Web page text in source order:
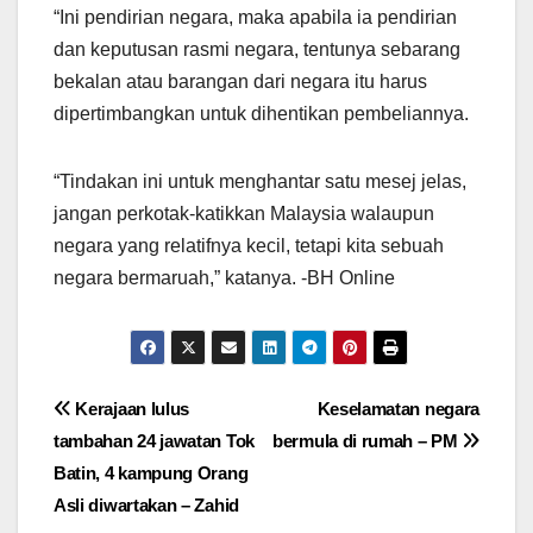
“Ini pendirian negara, maka apabila ia pendirian
dan keputusan rasmi negara, tentunya sebarang
bekalan atau barangan dari negara itu harus
dipertimbangkan untuk dihentikan pembeliannya.
“Tindakan ini untuk menghantar satu mesej jelas,
jangan perkotak-katikkan Malaysia walaupun
negara yang relatifnya kecil, tetapi kita sebuah
negara bermaruah,” katanya. -BH Online
Post
navigation
Keselamatan negara
bermula di rumah – PM
Kerajaan lulus
tambahan 24 jawatan Tok
Batin, 4 kampung Orang
Asli diwartakan – Zahid